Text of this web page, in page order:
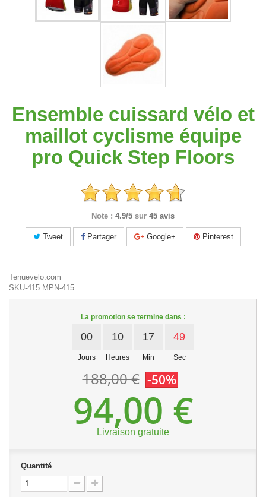
Ensemble cuissard vélo et
maillot cyclisme équipe
pro Quick Step Floors
Note : 4.9/5 sur 45 avis
Tweet Partager Google+ Pinterest
Tenuevelo.com
SKU-415 MPN-415
La promotion se termine dans :
00
Jours
10
Heures
17
Min
49
Sec
188,00 € -50%
94,00 €
Livraison gratuite
Quantité